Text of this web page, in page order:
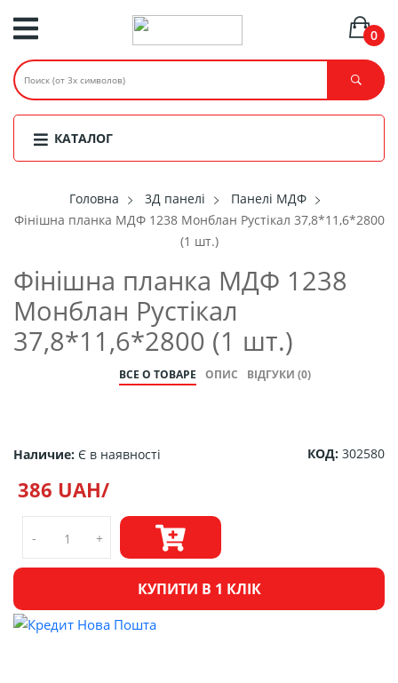
0
КАТАЛОГ
Головнa 3Д панелі
Панелі МДФ
Фінішна планка МДФ 1238 Монблан Рустікал 37,8*11,6*2800
(1 шт.)
Фінішна планка МДФ 1238
Монблан Рустікал
37,8*11,6*2800 (1 шт.)
ВСЕ О ТОВАРЕ ОПИС ВІДГУКИ (0)
Наличие: Є в наявності КОД: 302580
386 UAH/
- +
КУПИТИ В 1 КЛІК